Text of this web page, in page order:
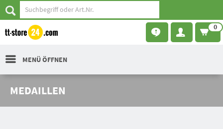
0
MENÜ ÖFFNEN
MEDAILLEN